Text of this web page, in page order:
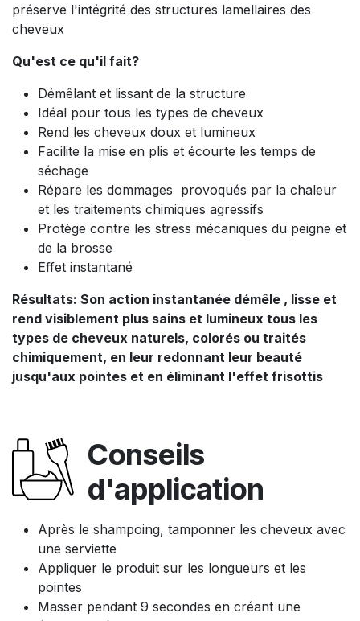
préserve l'intégrité des structures lamellaires des
cheveux
Qu'est ce qu'il fait?
Démêlant et lissant de la structure
Idéal pour tous les types de cheveux
Rend les cheveux doux et lumineux
Facilite la mise en plis et écourte les temps de
séchage
Répare les dommages provoqués par la chaleur
et les traitements chimiques agressifs
Protège contre les stress mécaniques du peigne et
de la brosse
Effet instantané
Résultats: Son action instantanée démêle , lisse et
rend visiblement plus sains et lumineux tous les
types de cheveux naturels, colorés ou traités
chimiquement, en leur redonnant leur beauté
jusqu'aux pointes et en éliminant l'effet frisottis
Conseils
d'application
Après le shampoing, tamponner les cheveux avec
une serviette
Appliquer le produit sur les longueurs et les
pointes
Masser pendant 9 secondes en créant une